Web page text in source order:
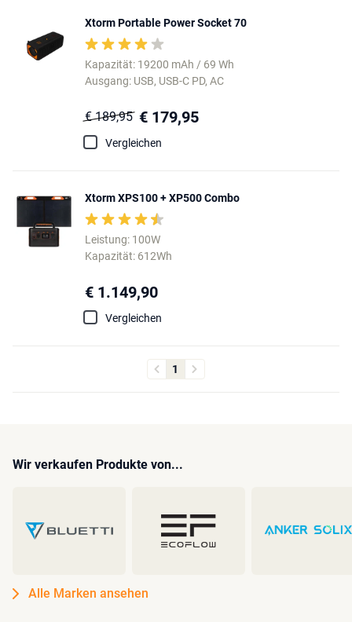
Xtorm Portable Power Socket 70
Kapazität: 19200 mAh / 69 Wh
Ausgang: USB, USB-C PD, AC
€ 189,95 € 179,95
Vergleichen
Xtorm XPS100 + XP500 Combo
Leistung: 100W
Kapazität: 612Wh
€ 1.149,90
Vergleichen
1
Wir verkaufen Produkte von...
Alle Marken ansehen